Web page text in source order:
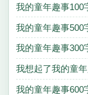
我的童年趣事100
我的童年趣事500
我的童年趣事300
我想起了我的童
我的童年趣事600